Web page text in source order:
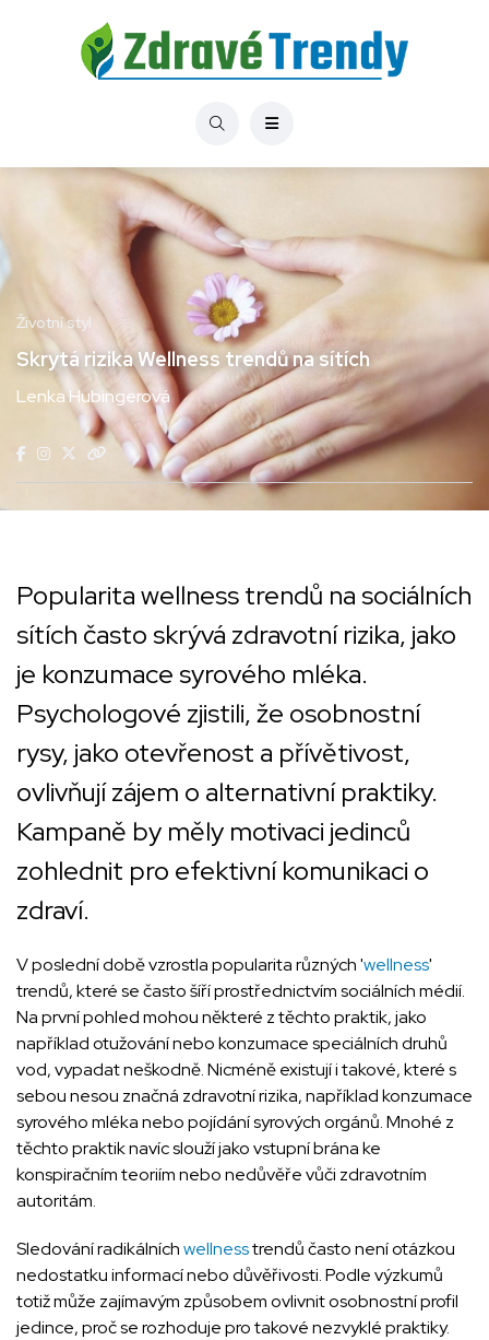
Životní styl
Skrytá rizika Wellness trendů na sítích
Lenka Hubingerová
Popularita wellness trendů na sociálních
sítích často skrývá zdravotní rizika, jako
je konzumace syrového mléka.
Psychologové zjistili, že osobnostní
rysy, jako otevřenost a přívětivost,
ovlivňují zájem o alternativní praktiky.
Kampaně by měly motivaci jedinců
zohlednit pro efektivní komunikaci o
zdraví.
V poslední době vzrostla popularita různých 'wellness'
trendů, které se často šíří prostřednictvím sociálních médií.
Na první pohled mohou některé z těchto praktik, jako
například otužování nebo konzumace speciálních druhů
vod, vypadat neškodně. Nicméně existují i takové, které s
sebou nesou značná zdravotní rizika, například konzumace
syrového mléka nebo pojídání syrových orgánů. Mnohé z
těchto praktik navíc slouží jako vstupní brána ke
konspiračním teoriím nebo nedůvěře vůči zdravotním
autoritám.
Sledování radikálníchwellnesstrendů často není otázkou
nedostatku informací nebo důvěřivosti. Podle výzkumů
totiž může zajímavým způsobem ovlivnit osobnostní profil
jedince, proč se rozhoduje pro takové nezvyklé praktiky.